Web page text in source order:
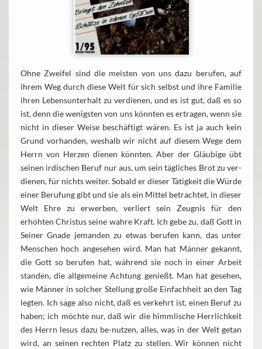
Ohne Zweifel sind die meisten von uns dazu berufen, auf
ihrem Weg durch diese Welt für sich selbst und ihre Familie
ihren Lebensunterhalt zu verdienen, und es ist gut, daß es so
ist, denn die wenigsten von uns könnten es ertragen, wenn sie
nicht in dieser Weise beschäftigt wären. Es ist ja auch kein
Grund vorhanden, weshalb wir nicht auf diesem Wege dem
Herrn von Herzen dienen könnten. Aber der Gläubige übt
seinen irdischen Beruf nur aus, um sein tägliches Brot zu ver-
dienen, für nichts weiter. Sobald er dieser Tätigkeit die Würde
einer Berufung gibt und sie als ein Mittel betrachtet, in dieser
Welt Ehre zu erwerben, verliert sein Zeugnis für den
erhöhten Christus seine wahre Kraft. Ich gebe zu, daß Gott in
Seiner Gnade jemanden zu etwas berufen kann, das unter
Menschen hoch angesehen wird. Man hat Männer gekannt,
die Gott so berufen hat, während sie noch in einer Arbeit
standen, die allgemeine Achtung genießt. Man hat gesehen,
wie Männer in solcher Stellung große Einfachheit an den Tag
legten. Ich sage also nicht, daß es verkehrt ist, einen Beruf zu
haben; ich möchte nur, daß wir die himmlische Herrlichkeit
des Herrn lesus dazu be-nutzen, alles, was in der Welt getan
wird, an seinen rechten Platz zu stellen. Wir können nicht